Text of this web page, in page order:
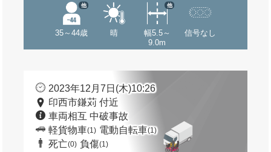
35～44歳
他
晴
幅5.5～
9.0m
他
信号なし
2023年12月7日(木)10:26
印西市鎌苅 付近
車両相互 中破事故
軽貨物車(1) 電動自転車(1)
死亡(0) 負傷(1)